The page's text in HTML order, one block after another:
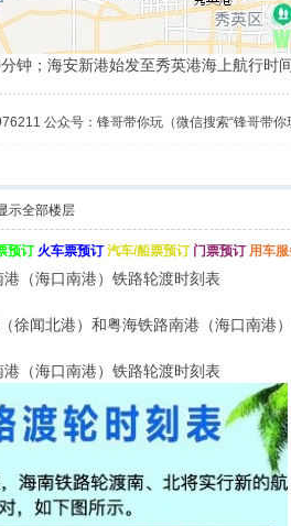
钟；海安新港始发至秀英港海上航行时
公众号：锋哥带你玩（微信搜索“锋哥带你
示全部楼层
预订 火车票预订 汽车/船票预订 门票预订 用车
（海口南港）铁路轮渡时刻表
徐闻北港）和粤海铁路南港（海口南港
（海口南港）铁路轮渡时刻表